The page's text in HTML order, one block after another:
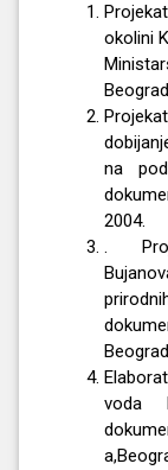
okolini
na
2004.
.
voda